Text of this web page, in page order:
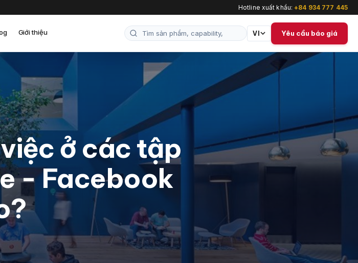
Hotline xuất khẩu:+84 934 777 445
Giới thiệu VI Yêu cầu báo giá
ở các tập
- Facebook